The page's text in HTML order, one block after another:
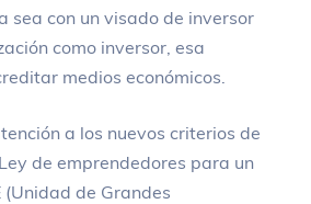
sea con un visado de inversor
como inversor, esa
medios económicos.
a los nuevos criterios de
de emprendedores para un
(Unidad de Grandes